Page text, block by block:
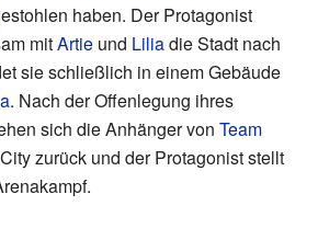
haben. Der Protagonist
mitArtie und Liliadie Stadt nach
sie schließlich in einem Gebäude
. Nach der Offenlegung ihres
sich die Anhänger von Team
zurück und der Protagonist stellt